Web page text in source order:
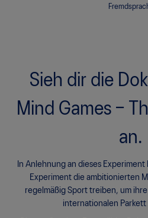
Sieh dir die
Mind Games –
an.
In Anlehnung an dieses
Experiment die ambitionierten
regelmäßig Sport treiben, um
internationalen Parkett